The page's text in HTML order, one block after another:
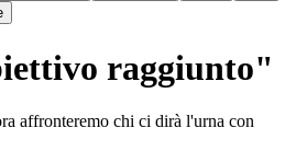
raggiunto"
affronteremo chi ci dirà l'urna con